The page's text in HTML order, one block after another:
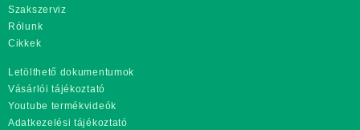
Szakszerviz
Rólunk
Cikkek
Letölthető dokumentumok
Vásárlói tájékoztató
Youtube termékvideók
Adatkezelési tájékoztató